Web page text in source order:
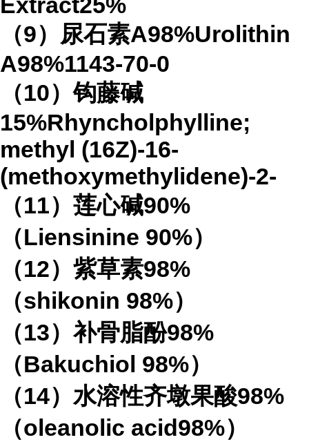
（9）尿石素A98%Urolithin
A98%1143-70-0
（10）钩藤碱
15%Rhyncholphylline;
methyl (16Z)-16-
(methoxymethylidene)-2-
（11）莲心碱90%
（Liensinine 90%）
（12）紫草素98%
（shikonin 98%）
（13）补骨脂酚98%
（Bakuchiol 98%）
（14）水溶性齐墩果酸98%
（oleanolic acid98%）